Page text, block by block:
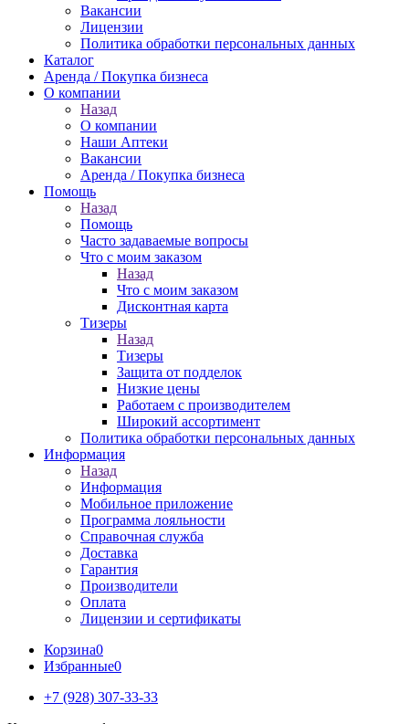
Вакансии
Лицензии
Политика обработки персональных данных
Каталог
Аренда / Покупка бизнеса
О компании
Назад
О компании
Наши Аптеки
Вакансии
Аренда / Покупка бизнеса
Помощь
Назад
Помощь
Часто задаваемые вопросы
Что с моим заказом
Назад
Что с моим заказом
Дисконтная карта
Тизеры
Назад
Тизеры
Защита от подделок
Низкие цены
Работаем с производителем
Широкий ассортимент
Политика обработки персональных данных
Информация
Назад
Информация
Мобильное приложение
Программа лояльности
Справочная служба
Доставка
Гарантия
Производители
Оплата
Лицензии и сертификаты
Корзина0
Избранные0
+7 (928) 307-33-33